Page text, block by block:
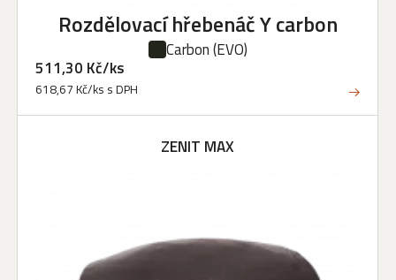
Rozdělovací hřebenáč Y carbon
Carbon(EVO)
511,30 Kč/ks
618,67 Kč/ks s DPH
ZENIT MAX